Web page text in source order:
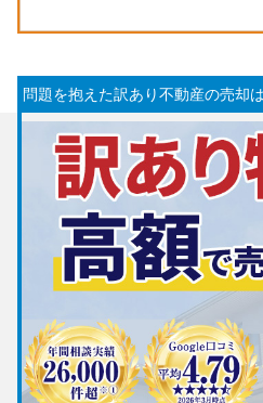
問題を抱えた訳あり不動産の売却